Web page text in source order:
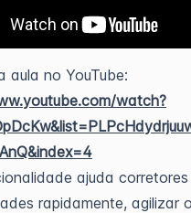
aula no YouTube:
watch?
ajuda
rapidamente, agilizar o